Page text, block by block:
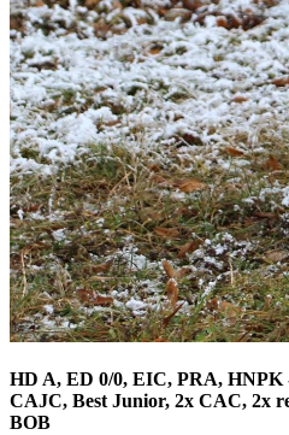
HD A, ED 0/0, EIC, PRA, HNPK
CAJC, Best Junior, 2x CAC, 2x
BOB